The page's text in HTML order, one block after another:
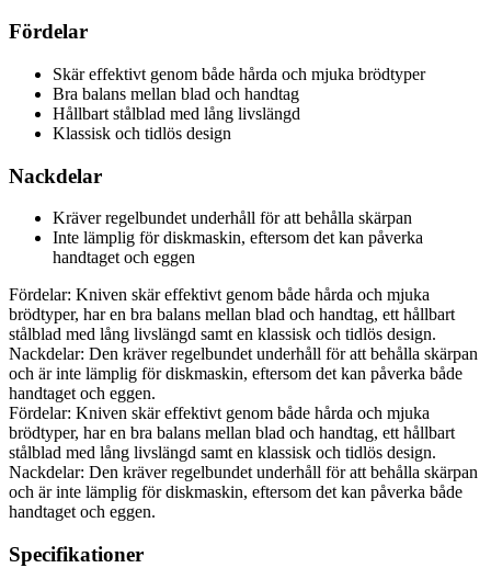
Fördelar
Skär effektivt genom både hårda och mjuka brödtyper
Bra balans mellan blad och handtag
Hållbart stålblad med lång livslängd
Klassisk och tidlös design
Nackdelar
Kräver regelbundet underhåll för att behålla skärpan
Inte lämplig för diskmaskin, eftersom det kan påverka
handtaget och eggen
Fördelar: Kniven skär effektivt genom både hårda och mjuka
brödtyper, har en bra balans mellan blad och handtag, ett hållbart
stålblad med lång livslängd samt en klassisk och tidlös design.
Nackdelar: Den kräver regelbundet underhåll för att behålla skärpan
och är inte lämplig för diskmaskin, eftersom det kan påverka både
handtaget och eggen.
Fördelar: Kniven skär effektivt genom både hårda och mjuka
brödtyper, har en bra balans mellan blad och handtag, ett hållbart
stålblad med lång livslängd samt en klassisk och tidlös design.
Nackdelar: Den kräver regelbundet underhåll för att behålla skärpan
och är inte lämplig för diskmaskin, eftersom det kan påverka både
handtaget och eggen.
Specifikationer